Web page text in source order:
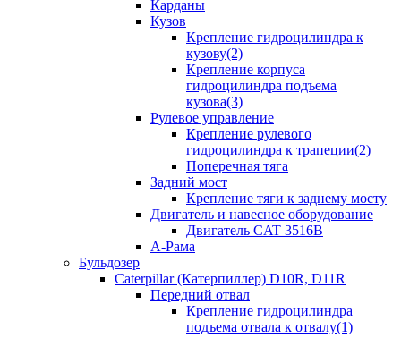
Карданы
Кузов
Крепление гидроцилиндра к
кузову(2)
Крепление корпуса
гидроцилиндра подъема
кузова(3)
Рулевое управление
Крепление рулевого
гидроцилиндра к трапеции(2)
Поперечная тяга
Задний мост
Крепление тяги к заднему мосту
Двигатель и навесное оборудование
Двигатель CAT 3516B
А-Рама
Бульдозер
Caterpillar (Катерпиллер) D10R, D11R
Передний отвал
Крепление гидроцилиндра
подъема отвала к отвалу(1)